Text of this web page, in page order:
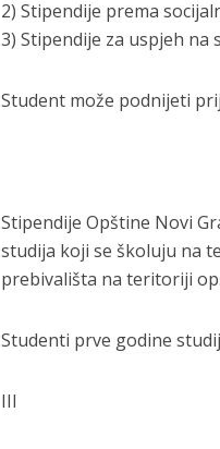
2) Stipendije prema
3) Stipendije za uspjeh
Student može podnijeti
Stipendije Opštine Novi
studija koji se školuju na
prebivališta na teritoriji
Studenti prve godine
III